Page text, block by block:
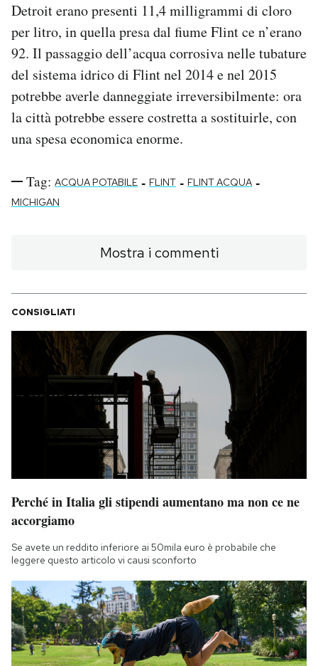
Detroit erano presenti 11,4 milligrammi di cloro
per litro, in quella presa dal fiume Flint ce n’erano
92. Il passaggio dell’acqua corrosiva nelle tubature
del sistema idrico di Flint nel 2014 e nel 2015
potrebbe averle danneggiate irreversibilmente: ora
la città potrebbe essere costretta a sostituirle, con
una spesa economica enorme.
Tag: ACQUA POTABILE - FLINT - FLINT ACQUA -
MICHIGAN
Mostra i commenti
CONSIGLIATI
Perché in Italia gli stipendi aumentano ma non ce ne
accorgiamo
Se avete un reddito inferiore ai 50mila euro è probabile che
leggere questo articolo vi causi sconforto